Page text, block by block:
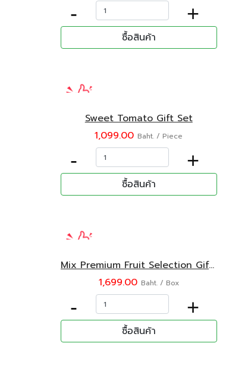
- +
ซื้อสินค้า
Sweet Tomato Gift Set
1,099.00 Baht. / Piece
- +
ซื้อสินค้า
Mix Premium Fruit Selection Gift box
1,699.00 Baht. / Box
- +
ซื้อสินค้า